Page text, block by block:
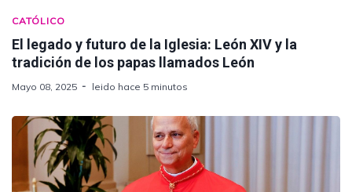
CATÓLICO
El legado y futuro de la Iglesia: León XIV y la
tradición de los papas llamados León
Mayo 08, 2025 leido hace 5 minutos